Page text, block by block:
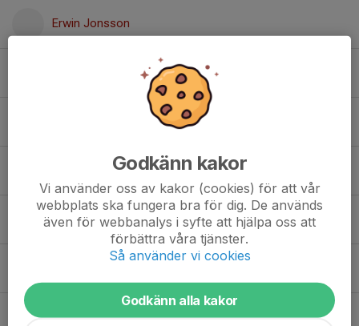
Erwin Jonsson
Filiph Larsson
Matilda Mahato
Dennis Rundlöf
Godkänn kakor
Vi använder oss av kakor (cookies) för att vår
webbplats ska fungera bra för dig. De används
även för webbanalys i syfte att hjälpa oss att
förbättra våra tjänster.
Så använder vi cookies
Godkänn alla kakor